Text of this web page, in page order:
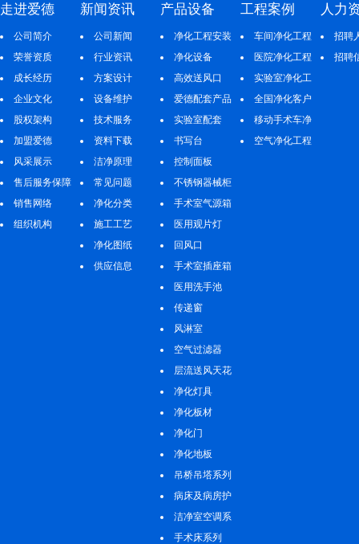
走进爱德
公司简介
荣誉资质
成长经历
企业文化
股权架构
加盟爱德
风采展示
售后服务保障
销售网络
组织机构
新闻资讯
公司新闻
行业资讯
方案设计
设备维护
技术服务
资料下载
洁净原理
常见问题
净化分类
施工工艺
净化图纸
供应信息
产品设备
净化工程安装
净化设备
高效送风口
爱德配套产品
实验室配套
书写台
控制面板
不锈钢器械柜
手术室气源箱
医用观片灯
回风口
手术室插座箱
医用洗手池
传递窗
风淋室
空气过滤器
层流送风天花
净化灯具
净化板材
净化门
净化地板
吊桥吊塔系列
病床及病房护
理系列洁净室空调系
统
手术床系列
工程案例
车间净化工程
医院净化工程
实验室净化工
程
全国净化客户
案例移动手术车净
化工程空气净化工程
人力
招聘
招聘